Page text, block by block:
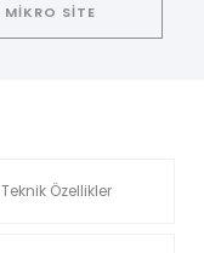
MİKRO SİTE
Teknik Özellikler